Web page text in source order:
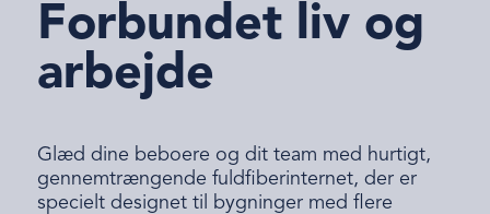
Forbundet liv og
arbejde
Glæd dine beboere og dit team med hurtigt,
gennemtrængende fuldfiberinternet, der er
specielt designet til bygninger med flere